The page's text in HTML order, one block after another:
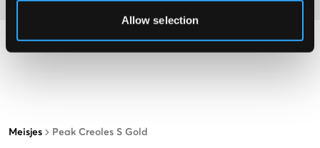
Allow selection
Meisjes Peak Creoles S Gold